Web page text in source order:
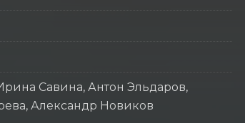
Савина, Антон Эльдаров,
Александр Новиков